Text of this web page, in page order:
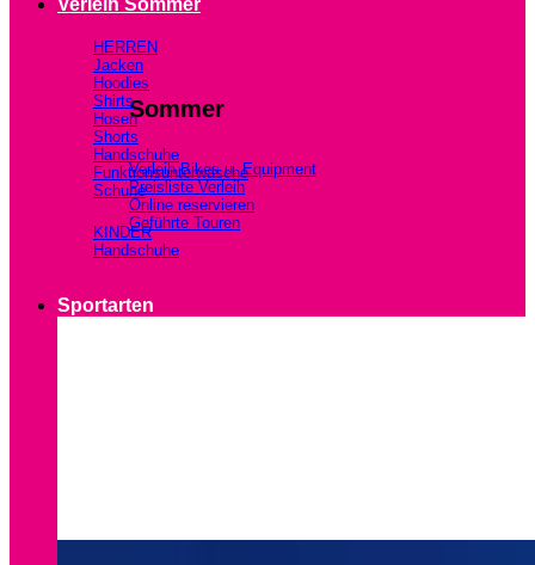
Verleih Sommer
Sommer
Verleih Bikes u. Equipment
Preisliste Verleih
Online reservieren
Geführte Touren
HERREN
Jacken
Hoodies
Shirts
Hosen
Shorts
Handschuhe
Funktionsunterwäsche
Schuhe
KINDER
Handschuhe
Sportarten